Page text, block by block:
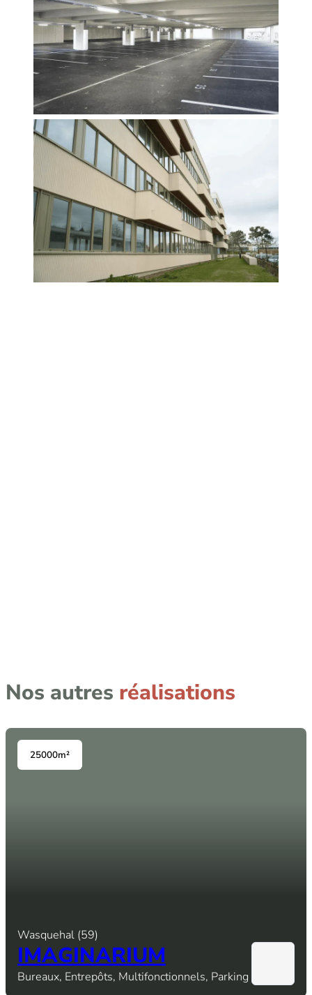
Nos autres réalisations
25000m²
Wasquehal (59)
IMAGINARIUM
Bureaux, Entrepôts, Multifonctionnels, Parking